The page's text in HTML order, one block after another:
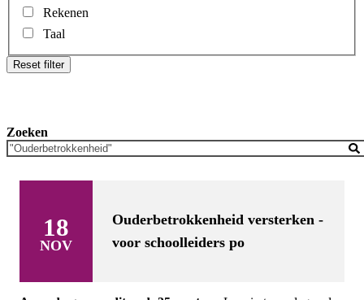
Rekenen
Taal
Reset filter
Zoeken
18
NOV
Ouderbetrokkenheid versterken -
voor schoolleiders po